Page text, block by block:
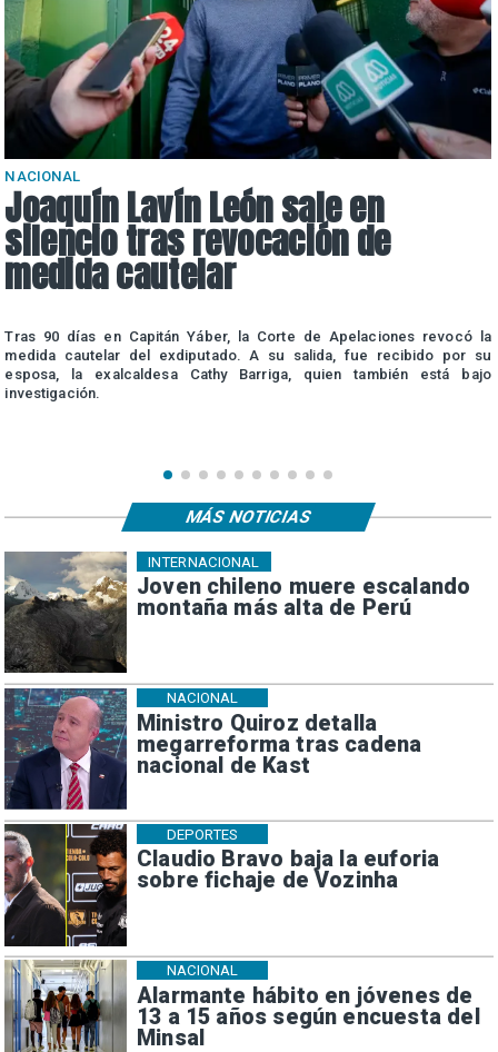
NACIONAL
Joaquín Lavín León sale en
silencio tras revocación de
medida cautelar
Tras 90 días en Capitán Yáber, la Corte de Apelaciones revocó la
medida cautelar del exdiputado. A su salida, fue recibido por su
esposa, la exalcaldesa Cathy Barriga, quien también está bajo
investigación.
Joven chileno muere escalando
montaña más alta de Perú
INTERNACIONAL
Ministro Quiroz detalla
megarreforma tras cadena
nacional de Kast
NACIONAL
Claudio Bravo baja la euforia
sobre fichaje de Vozinha
DEPORTES
Alarmante hábito en jóvenes de
13 a 15 años según encuesta del
Minsal
NACIONAL
MÁS NOTICIAS